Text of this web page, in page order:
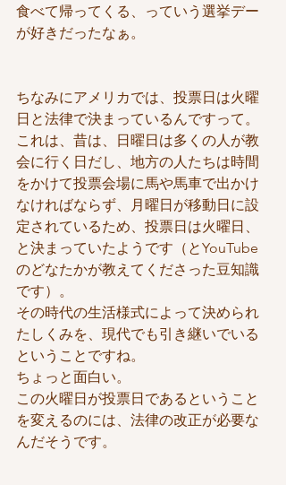
食べて帰ってくる、っていう選挙デー
が好きだったなぁ。
ちなみにアメリカでは、投票日は火曜
日と法律で決まっているんですって。
これは、昔は、日曜日は多くの人が教
会に行く日だし、地方の人たちは時間
をかけて投票会場に馬や馬車で出かけ
なければならず、月曜日が移動日に設
定されているため、投票日は火曜日、
と決まっていたようです（とYouTube
のどなたかが教えてくださった豆知識
です）。
その時代の生活様式によって決められ
たしくみを、現代でも引き継いでいる
ということですね。
ちょっと面白い。
この火曜日が投票日であるということ
を変えるのには、法律の改正が必要な
んだそうです。